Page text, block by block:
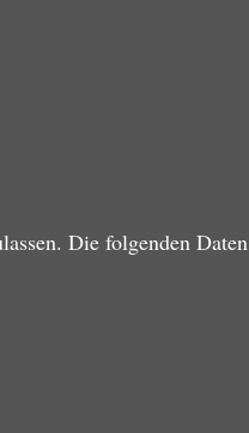
Die folgenden Daten